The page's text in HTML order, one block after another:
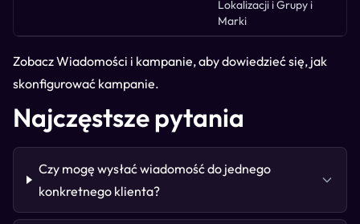
Lokalizacji i Grupy i
Marki
ZobaczWiadomości i kampanie, aby dowiedzieć się, jak
skonfigurować kampanie.
Najczęstsze pytania
Czy mogę wysłać wiadomość do jednego
konkretnego klienta?